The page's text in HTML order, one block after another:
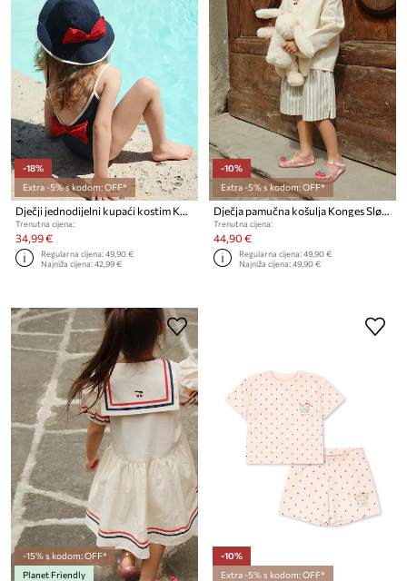
-18%
Extra -5% s kodom: OFF*
Trenutna cijena:
34,99 €
Regularna cijena:49,90 €
Najniža cijena:42,99 €
-10%
Extra -5% s kodom: OFF*
Trenutna cijena:
44,90 €
Regularna cijena:49,90 €
Najniža cijena:49,90 €
-15% s kodom: OFF*
Planet Friendly
-10%
Extra -5% s kodom: OFF*